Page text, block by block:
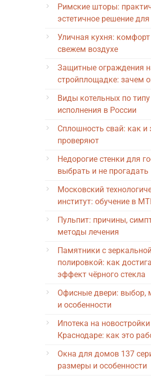
Римские шторы:
эстетичное решение
Уличная кухня: комфорт
свежем воздухе
Защитные ограждения
стройплощадке: зачем
Виды котельных по типу
исполнения в России
Сплошность свай: как и
проверяют
Недорогие стенки для
выбрать и не прогадать
Московский
институт: обучение в
Пульпит: причины,
методы лечения
Памятники с зеркальной
полировкой: как
эффект чёрного стекла
Офисные двери: выбор,
и особенности
Ипотека на
Краснодаре: как это
Окна для домов 137
размеры и особенности